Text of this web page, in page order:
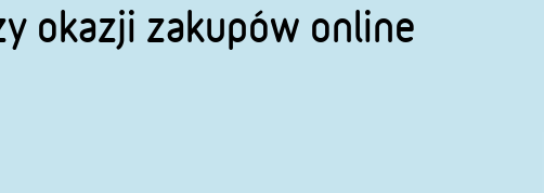
okazji zakupów online